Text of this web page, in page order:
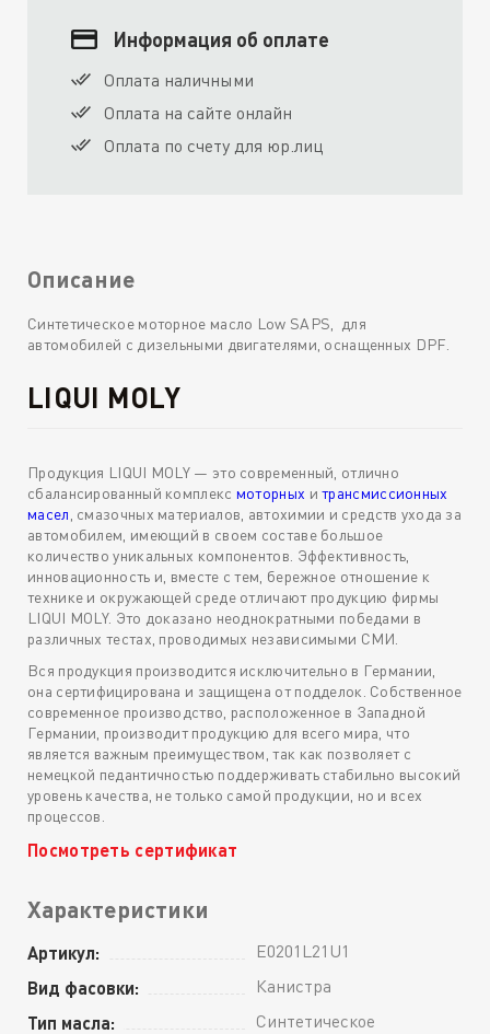
Информация об оплате
Оплата наличными
Оплата на сайте онлайн
Оплата по счету для юр.лиц
Описание
Синтетическое моторное масло Low SAPS, для
автомобилей с дизельными двигателями, оснащенных DPF.
LIQUI MOLY
Продукция LIQUI MOLY — это современный, отлично
сбалансированный комплекс моторных итрансмиссионных
масел , смазочных материалов, автохимии и средств ухода за
автомобилем, имеющий в своем составе большое
количество уникальных компонентов. Эффективность,
инновационность и, вместе с тем, бережное отношение к
технике и окружающей среде отличают продукцию фирмы
LIQUI MOLY. Это доказано неоднократными победами в
различных тестах, проводимых независимыми СМИ.
Вся продукция производится исключительно в Германии,
она сертифицирована и защищена от подделок. Собственное
современное производство, расположенное в Западной
Германии, производит продукцию для всего мира, что
является важным преимуществом, так как позволяет с
немецкой педантичностью поддерживать стабильно высокий
уровень качества, не только самой продукции, но и всех
процессов.
Посмотреть сертификат
Характеристики
Артикул: E0201L21U1
Вид фасовки: Канистра
Тип масла: Синтетическое